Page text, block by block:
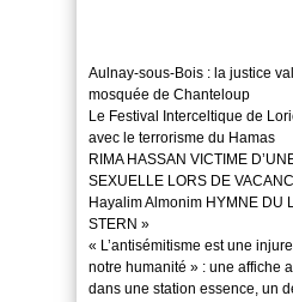
Aulnay-sous-Bois : la justice
mosquée de Chanteloup
Le Festival Interceltique de
avec le terrorisme du Hamas
RIMA HASSAN VICTIME
SEXUELLE LORS DE
Hayalim Almonim HYMNE DU
STERN »
« L’antisémitisme est une
notre humanité » : une affiche
dans une station essence, un